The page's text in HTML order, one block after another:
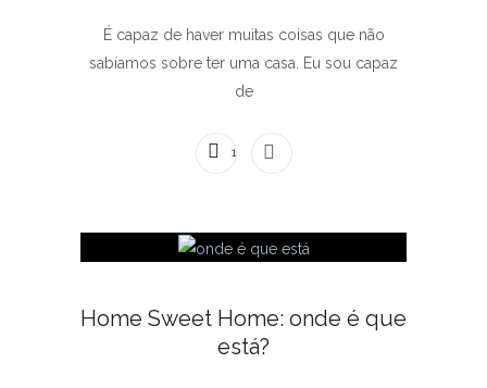
É capaz de haver muitas coisas que não
sabíamos sobre ter uma casa. Eu sou capaz
de
1 COMENTÁRIO
Home Sweet Home: onde é que
está?